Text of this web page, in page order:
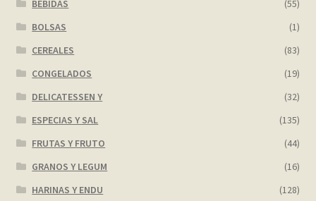
BEBIDAS
(55)
BOLSAS
(1)
CEREALES
(83)
CONGELADOS
(19)
DELICATESSEN Y
(32)
ESPECIAS Y SAL
(135)
FRUTAS Y FRUTO
(44)
GRANOS Y LEGUM
(16)
HARINAS Y ENDU
(128)